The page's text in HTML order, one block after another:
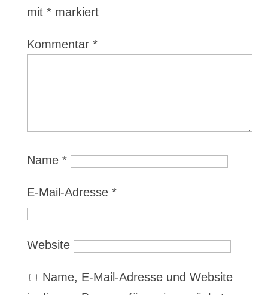
mit *markiert
Kommentar *
Name *
E-Mail-Adresse *
Website
Name, E-Mail-Adresse und Website